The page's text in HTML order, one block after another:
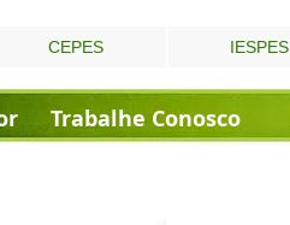
CEPES IESPES
Trabalhe Conosco